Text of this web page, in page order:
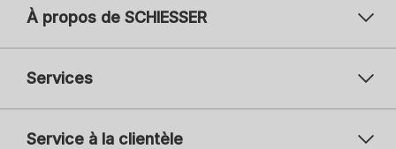
À propos de SCHIESSER
Services
Service à la clientèle